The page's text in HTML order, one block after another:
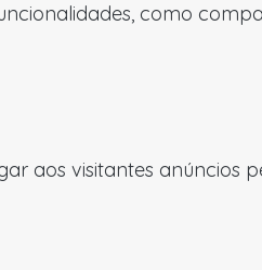
como
aos visitantes anúncios